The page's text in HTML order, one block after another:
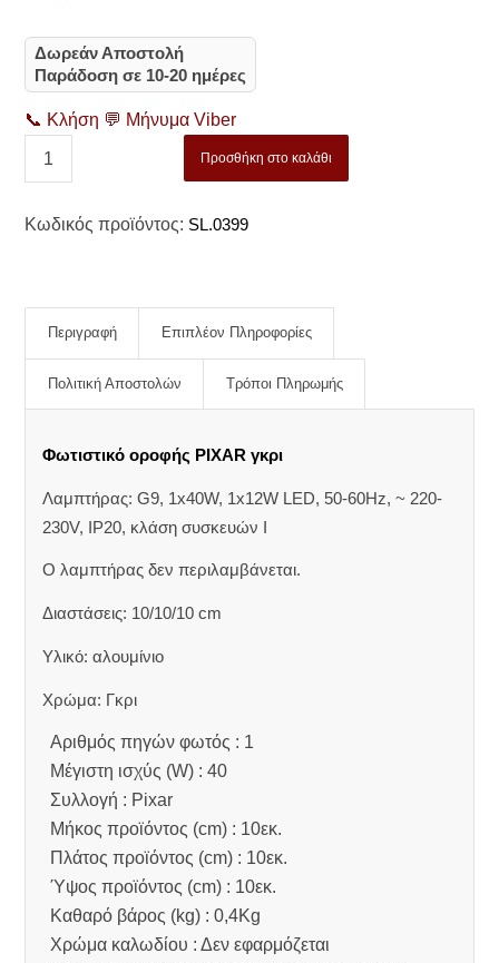
Δωρεάν Αποστολή
Παράδοση σε 10-20 ημέρες
📞 Κλήση 💬 Μήνυμα Viber
Προσθήκη στο καλάθι
Κωδικός προϊόντος: SL.0399
Περιγραφή Επιπλέον Πληροφορίες
Πολιτική Αποστολών Τρόποι Πληρωμής
Φωτιστικό οροφής PIXAR γκρι
Λαμπτήρας: G9, 1x40W, 1x12W LED, 50-60Hz, ~ 220-
230V, IP20, κλάση συσκευών Ι
Ο λαμπτήρας δεν περιλαμβάνεται.
Διαστάσεις: 10/10/10 cm
Υλικό: αλουμίνιο
Χρώμα: Γκρι
Αριθμός πηγών φωτός : 1
Μέγιστη ισχύς (W) : 40
Συλλογή : Pixar
Μήκος προϊόντος (cm) : 10εκ.
Πλάτος προϊόντος (cm) : 10εκ.
Ύψος προϊόντος (cm) : 10εκ.
Καθαρό βάρος (kg) : 0,4Kg
Χρώμα καλωδίου : Δεν εφαρμόζεται